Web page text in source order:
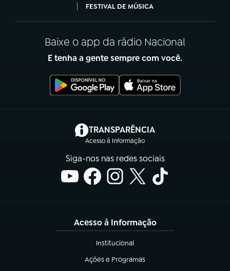
FESTIVAL DE MÚSICA
Baixe o app da rádio Nacional
E tenha a gente sempre com você.
TRANSPARÊNCIA
Acesso à Informação
(abre em nova aba)
Siga-nos nas redes sociais
Acesso à Informação
Institucional
(abre em nova aba)
Ações e Programas
(abre em nova aba)